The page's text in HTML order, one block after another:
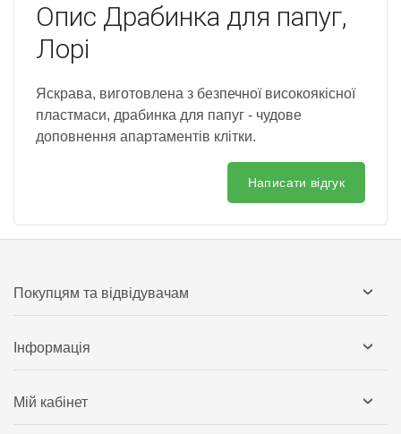
Опис Драбинка для папуг,
Лорі
Яскрава, виготовлена з безпечної високоякісної
пластмаси, драбинка для папуг - чудове
доповнення апартаментів клітки.
Написати відгук
Покупцям та відвідувачам
Інформація
Мій кабінет